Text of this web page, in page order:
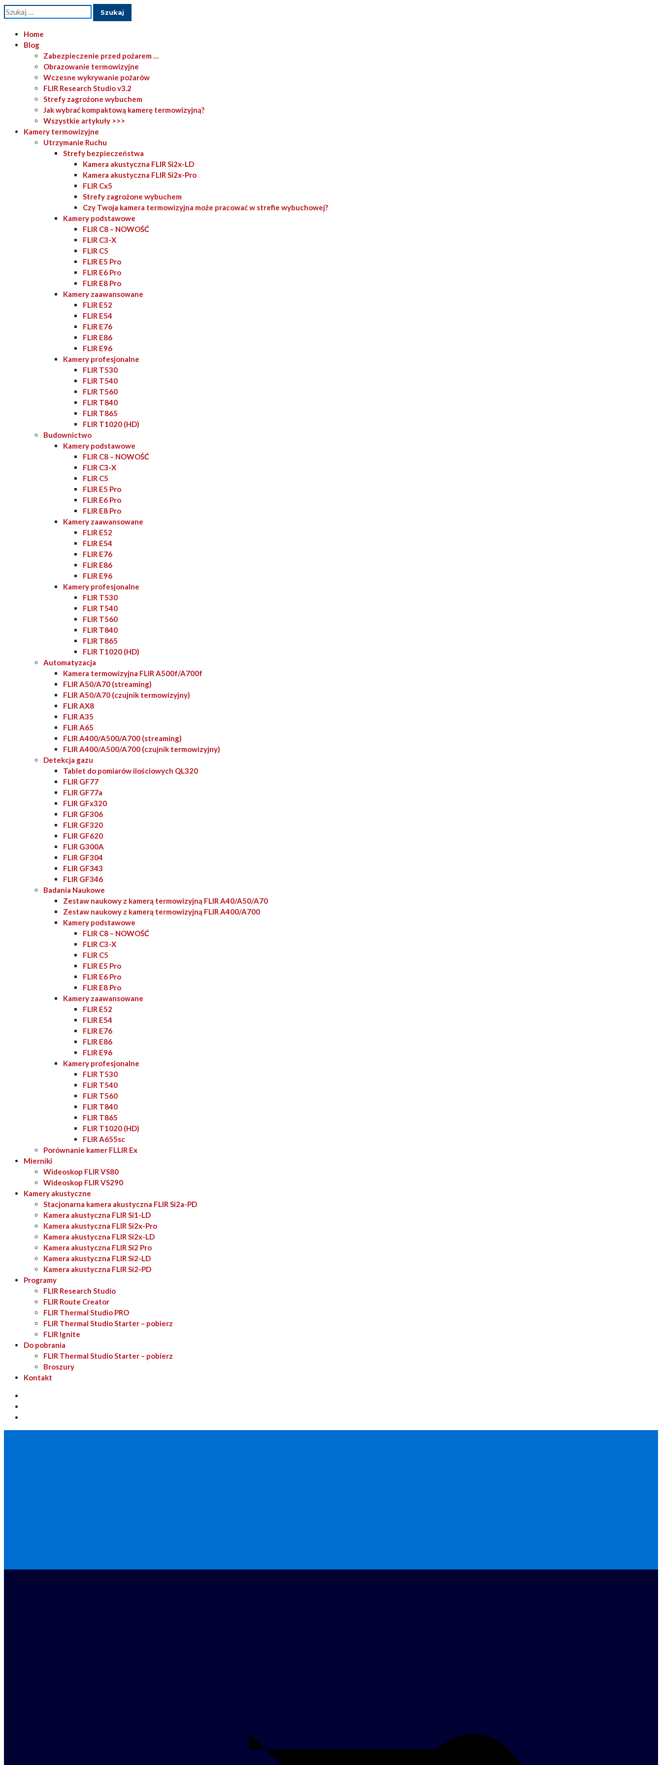
Szukaj:
Home
Blog
Zabezpieczenie przed pożarem …
Obrazowanie termowizyjne
Wczesne wykrywanie pożarów
FLIR Research Studio v3.2
Strefy zagrożone wybuchem
Jak wybrać kompaktową kamerę termowizyjną?
Wszystkie artykuły >>>
Kamery termowizyjne
Utrzymanie Ruchu
Strefy bezpieczeństwa
Kamera akustyczna FLIR Si2x-LD
Kamera akustyczna FLIR Si2x-Pro
FLIR Cx5
Strefy zagrożone wybuchem
Czy Twoja kamera termowizyjna może pracować w strefie wybuchowej?
Kamery podstawowe
FLIR C8 – NOWOŚĆ
FLIR C3-X
FLIR C5
FLIR E5 Pro
FLIR E6 Pro
FLIR E8 Pro
Kamery zaawansowane
FLIR E52
FLIR E54
FLIR E76
FLIR E86
FLIR E96
Kamery profesjonalne
FLIR T530
FLIR T540
FLIR T560
FLIR T840
FLIR T865
FLIR T1020 (HD)
Budownictwo
Kamery podstawowe
FLIR C8 – NOWOŚĆ
FLIR C3-X
FLIR C5
FLIR E5 Pro
FLIR E6 Pro
FLIR E8 Pro
Kamery zaawansowane
FLIR E52
FLIR E54
FLIR E76
FLIR E86
FLIR E96
Kamery profesjonalne
FLIR T530
FLIR T540
FLIR T560
FLIR T840
FLIR T865
FLIR T1020 (HD)
Automatyzacja
Kamera termowizyjna FLIR A500f/A700f
FLIR A50/A70 (streaming)
FLIR A50/A70 (czujnik termowizyjny)
FLIR AX8
FLIR A35
FLIR A65
FLIR A400/A500/A700 (streaming)
FLIR A400/A500/A700 (czujnik termowizyjny)
Detekcja gazu
Tablet do pomiarów ilościowych QL320
FLIR GF77
FLIR GF77a
FLIR GFx320
FLIR GF306
FLIR GF320
FLIR GF620
FLIR G300A
FLIR GF304
FLIR GF343
FLIR GF346
Badania Naukowe
Zestaw naukowy z kamerą termowizyjną FLIR A40/A50/A70
Zestaw naukowy z kamerą termowizyjną FLIR A400/A700
Kamery podstawowe
FLIR C8 – NOWOŚĆ
FLIR C3-X
FLIR C5
FLIR E5 Pro
FLIR E6 Pro
FLIR E8 Pro
Kamery zaawansowane
FLIR E52
FLIR E54
FLIR E76
FLIR E86
FLIR E96
Kamery profesjonalne
FLIR T530
FLIR T540
FLIR T560
FLIR T840
FLIR T865
FLIR T1020 (HD)
FLIR A655sc
Porównanie kamer FLLIR Ex
Mierniki
Wideoskop FLIR VS80
Wideoskop FLIR VS290
Kamery akustyczne
Stacjonarna kamera akustyczna FLIR Si2a-PD
Kamera akustyczna FLIR Si1-LD
Kamera akustyczna FLIR Si2x-Pro
Kamera akustyczna FLIR Si2x-LD
Kamera akustyczna FLIR Si2 Pro
Kamera akustyczna FLIR Si2-LD
Kamera akustyczna FLIR Si2-PD
Programy
FLIR Research Studio
FLIR Route Creator
FLIR Thermal Studio PRO
FLIR Thermal Studio Starter – pobierz
FLIR Ignite
Do pobrania
FLIR Thermal Studio Starter – pobierz
Broszury
Kontakt